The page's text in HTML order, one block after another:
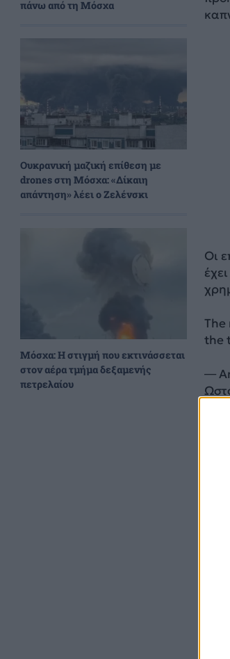
πάνω από τη Μόσχα
Ουκρανική μαζική επίθεση με
drones στη Μόσχα: «Δίκαιη
απάντηση» λέει ο Ζελένσκι
Μόσχα: Η στιγμή που εκτινάσσεται
στον αέρα τμήμα δεξαμενής
πετρελαίου
Οι
έχει
The
the
—